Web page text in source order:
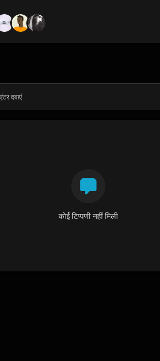
कोई टिप्पणी नहीं मिली